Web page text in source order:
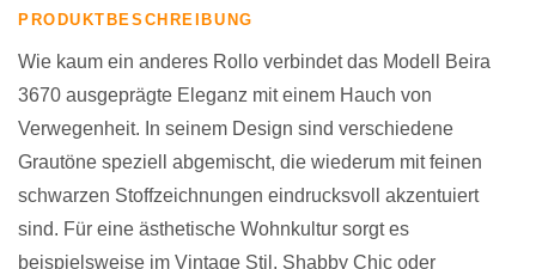
PRODUKTBESCHREIBUNG
Wie kaum ein anderes Rollo verbindet das Modell Beira
3670 ausgeprägte Eleganz mit einem Hauch von
Verwegenheit. In seinem Design sind verschiedene
Grautöne speziell abgemischt, die wiederum mit feinen
schwarzen Stoffzeichnungen eindrucksvoll akzentuiert
sind. Für eine ästhetische Wohnkultur sorgt es
beispielsweise im Vintage Stil, Shabby Chic oder